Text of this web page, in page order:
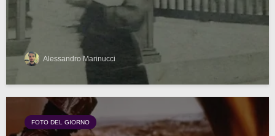
Alessandro Marinucci
FOTO DEL GIORNO